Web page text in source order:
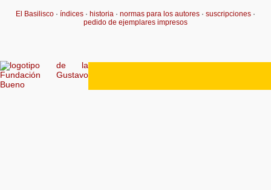
El Basilisco · índices · historia · normas para los autores · suscripciones ·
pedido de ejemplares impresos